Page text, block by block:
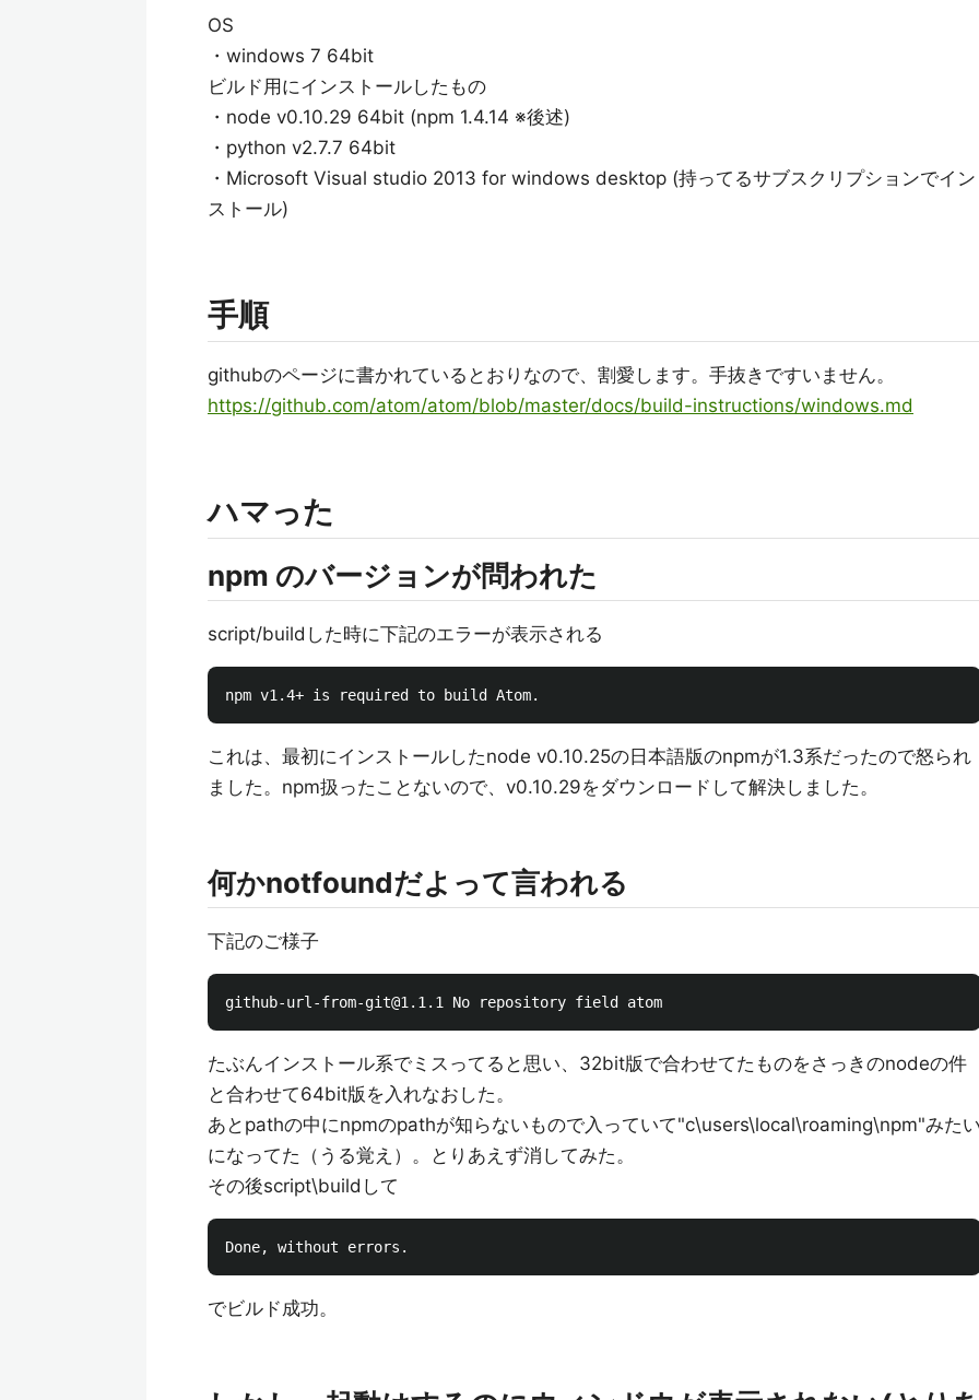
OS
・windows 7 64bit
ビルド用にインストールしたもの
・node v0.10.29 64bit (npm 1.4.14 ※後述)
・python v2.7.7 64bit
・Microsoft Visual studio 2013 for windows desktop (持ってるサブスクリプションでイン
ストール)
手順
githubのページに書かれているとおりなので、割愛します。手抜きですいません。
https://github.com/atom/atom/blob/master/docs/build-instructions/windows.md
ハマった
npm のバージョンが問われた
script/buildした時に下記のエラーが表示される
これは、最初にインストールしたnode v0.10.25の日本語版のnpmが1.3系だったので怒られ
ました。npm扱ったことないので、v0.10.29をダウンロードして解決しました。
何かnotfoundだよって言われる
下記のご様子
たぶんインストール系でミスってると思い、32bit版で合わせてたものをさっきのnodeの件
と合わせて64bit版を入れなおした。
あとpathの中にnpmのpathが知らないもので入っていて"c\users\local\roaming\npm"みた
になってた（うる覚え）。とりあえず消してみた。
その後script\buildして
でビルド成功。